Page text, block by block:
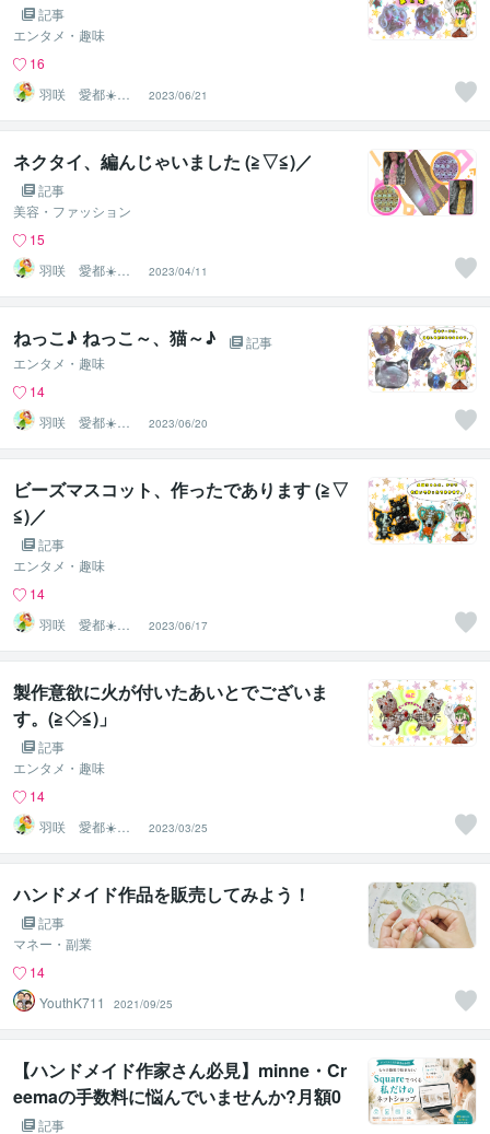
記事
エンタメ・趣味
16
羽咲 愛都☀️ハ
サキ アイト☀️
2023/06/21
ネクタイ、編んじゃいました (≧▽≦)／
記事
美容・ファッション
15
羽咲 愛都☀️ハ
サキ アイト☀️
2023/04/11
ねっこ♪ ねっこ～、猫～♪
記事
エンタメ・趣味
14
羽咲 愛都☀️ハ
サキ アイト☀️
2023/06/20
ビーズマスコット、作ったであります (≧▽
≦)／
記事
エンタメ・趣味
14
羽咲 愛都☀️ハ
サキ アイト☀️
2023/06/17
製作意欲に火が付いたあいとでございま
す。(≧◇≦)」
記事
エンタメ・趣味
14
羽咲 愛都☀️ハ
サキ アイト☀️
2023/03/25
ハンドメイド作品を販売してみよう！
記事
マネー・副業
14
YouthK711
2021/09/25
【ハンドメイド作家さん必見】minne・Cr
eemaの手数料に悩んでいませんか?月額0
円で"自分だけのお店"が持てるSquareと
記事